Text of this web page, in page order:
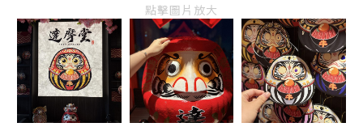
點擊圖片放大